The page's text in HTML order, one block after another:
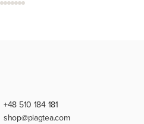
+48 510 184 181
shop@piagtea.com